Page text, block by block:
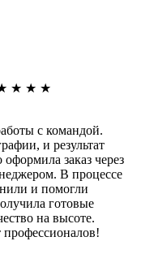
★ ★ ★
с командой.
и результат
заказ через
В процессе
и помогли
готовые
на высоте.